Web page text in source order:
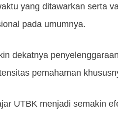
yang ditawarkan serta
pada umumnya.
dekatnya
pemahaman
UTBK menjadi semakin